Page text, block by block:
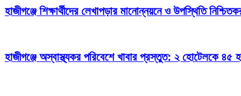
হাজীগঞ্জে শিক্ষার্থীদের লেখাপড়ার মানোন্নয়নে ও উপস্থিতি
হাজীগঞ্জে অস্বাস্থ্যকর পরিবেশে খাবার প্রস্তুত: ২ হোটেলকে ৪৫